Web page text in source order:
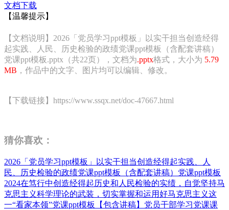
文档下载
【温馨提示】
【文档说明】2026「党员学习ppt模板」以实干担当创造经得
起实践、人民、历史检验的政绩党课ppt模板（含配套讲稿）
党课ppt模板.pptx（共22页），文档为.pptx格式，大小为 5.79
MB ，作品中的文字、图片均可以编辑、修改。
【下载链接】https://www.ssqx.net/doc-47667.html
猜你喜欢：
2026「党员学习ppt模板」以实干担当创造经得起实践、人
民、历史检验的政绩党课ppt模板（含配套讲稿）党课ppt模板
2024在笃行中创造经得起历史和人民检验的实绩，自觉坚持马
克思主义科学理论的武装，切实掌握和运用好马克思主义这
一“看家本领”党课ppt模板【包含讲稿】党员干部学习党课课